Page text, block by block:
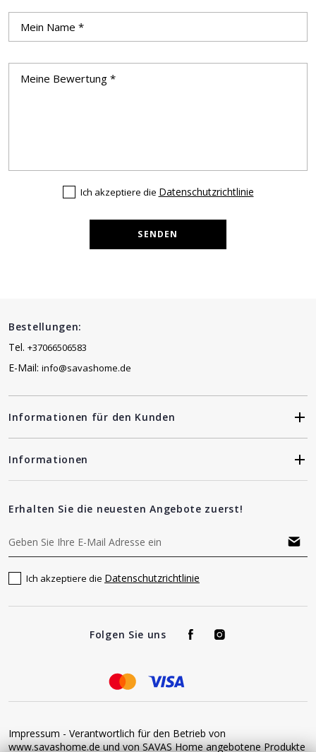
Ich akzeptiere die Datenschutzrichtlinie
SENDEN
Bestellungen:
Tel. +37066506583
E-Mail: info@savashome.de
Informationen für den Kunden
Informationen
Erhalten Sie die neuesten Angebote zuerst!
Ich akzeptiere die Datenschutzrichtlinie
Folgen Sie uns
Impressum - Verantwortlich für den Betrieb von
www.savashome.de und von SAVAS Home angebotene Produkte